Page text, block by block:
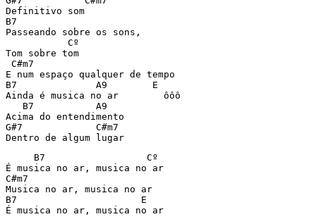
Definitivo som
B7
Passeando sobre os sons,
           Cº
Tom sobre tom
C#m7
E num espaço qualquer de tempo
B7              A9        E
Ainda é musica no ar        ôôô
   B7           A9
Acima do entendimento
G#7             C#m7
Dentro de algum lugar
     B7                  Cº
É musica no ar, musica no ar
C#m7
Musica no ar, musica no ar
B7                      E
É musica no ar, musica no ar